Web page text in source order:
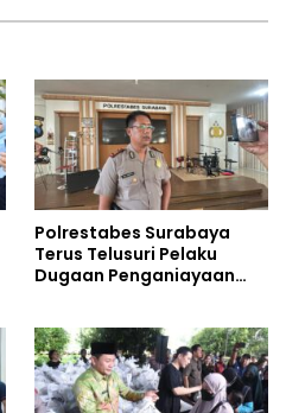
Polrestabes Surabaya
Terus Telusuri Pelaku
Dugaan Penganiayaan